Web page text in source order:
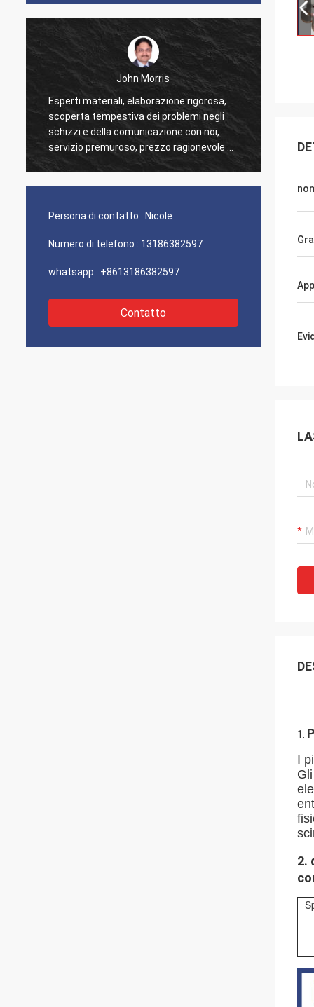
Jorge
Grazie per il vostro buon servizio di
assistenza al cliente. La competenza
eccellente ed il supporto tecnico mi
hanno aiutato molto.
Persona di contatto : Nicole
Numero di telefono : 13186382597
whatsapp : +8613186382597
Contatto
1.
I
2.